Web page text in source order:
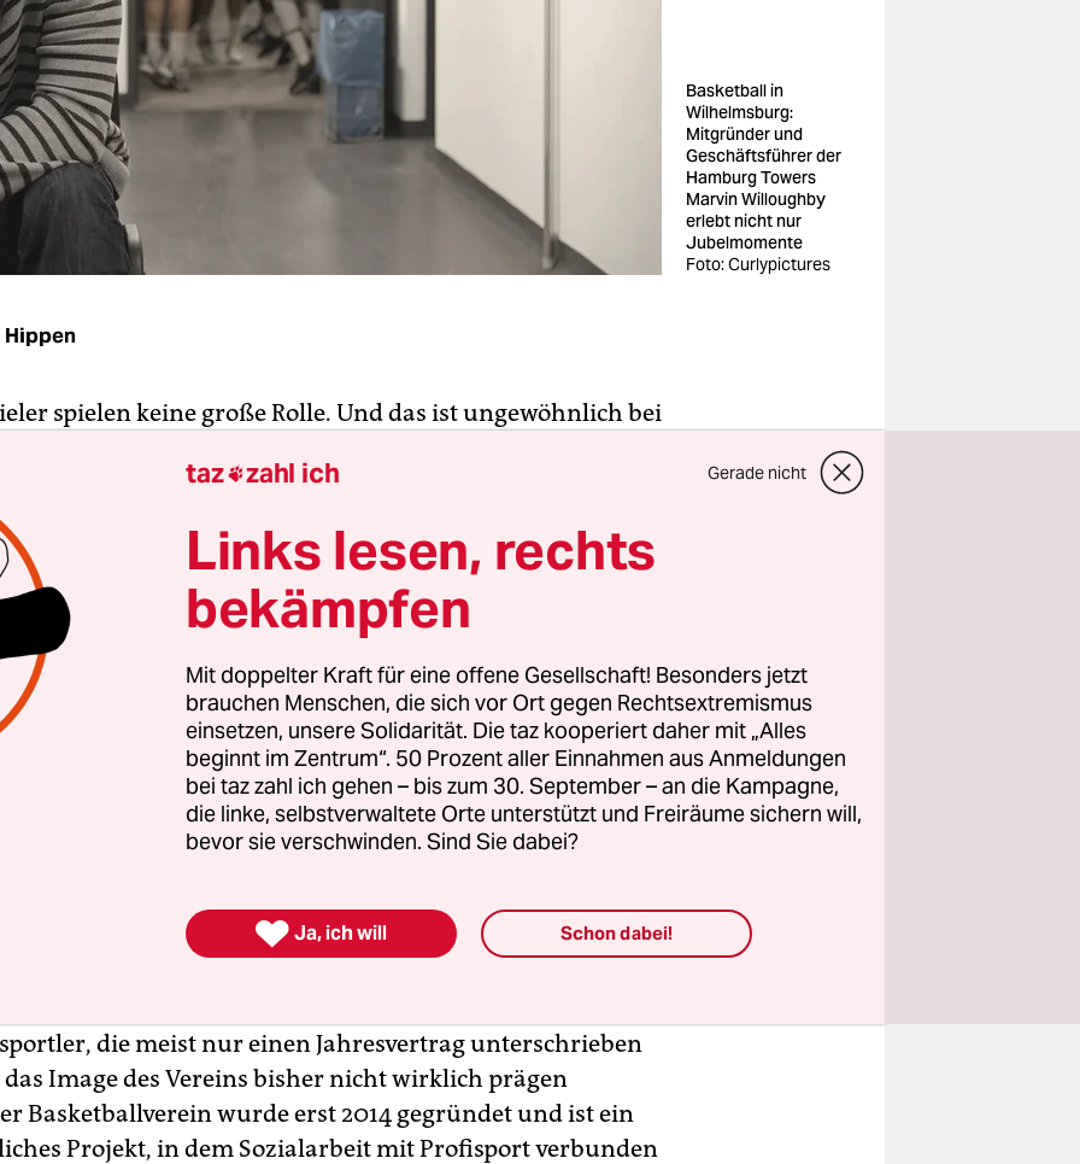
Basketball in
Wilhelmsburg:
Mitgründer und
Geschäftsführer der
Hamburg Towers
Marvin Willoughby
erlebt nicht nur
Jubelmomente
Foto: Curlypictures
spielen keine große Rolle. Und das ist ungewöhnlich bei
Spielen, den Siegen und Niederlagen begleitet.
Milan Skrobanek konzentriert sich in „Starting 5“ auf
und Geschäftsführer der Hamburg Towers Marvin
den Trainer Hamed Attarbashi sowie die beiden
Louis Olinde und Lenny Larysz. Wenn er noch einen
dazugenommen hätte, wäre die im Filmtitel
Handvoll perfekt gewesen. So aber erschließt sich die
des Titels nur Eingeweihten: Starting 5 ist ein Fachbegriff
beim Basketball.
die richtige Entscheidung getroffen. Denn im Grunde
16 die Playoffs erreicht und so ihre Chance, in die
aufzusteigen, genutzt haben. Das ist zwar der
die meist nur einen Jahresvertrag unterschrieben
Image des Vereins bisher nicht wirklich prägen
Basketballverein wurde erst 2014 gegründet und ist ein
Projekt, in dem Sozialarbeit mit Profisport verbunden
taz zahl ich Gerade nicht
Links lesen, rechts
bekämpfen
Mit doppelter Kraft für eine offene Gesellschaft! Besonders jetzt
brauchen Menschen, die sich vor Ort gegen Rechtsextremismus
einsetzen, unsere Solidarität. Die taz kooperiert daher mit „Alles
beginnt im Zentrum“. 50 Prozent aller Einnahmen aus Anmeldungen
bei taz zahl ich gehen – bis zum 30. September – an die Kampagne,
die linke, selbstverwaltete Orte unterstützt und Freiräume sichern will,
bevor sie verschwinden. Sind Sie dabei?
 Ja, ich will Schon dabei!